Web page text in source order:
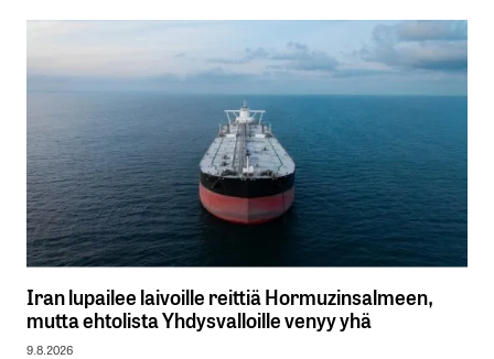
Iran lupailee laivoille reittiä Hormuzinsalmeen,
mutta ehtolista Yhdysvalloille venyy yhä
9.8.2026